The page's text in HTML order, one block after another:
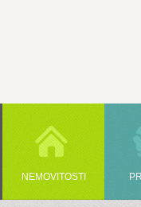
NEMOVITOSTI